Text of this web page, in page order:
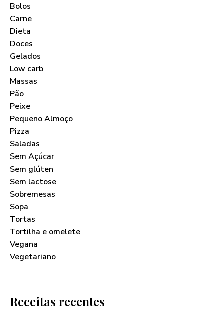
Bolos
Carne
Dieta
Doces
Gelados
Low carb
Massas
Pão
Peixe
Pequeno Almoço
Pizza
Saladas
Sem Açúcar
Sem glúten
Sem lactose
Sobremesas
Sopa
Tortas
Tortilha e omelete
Vegana
Vegetariano
Receitas recentes